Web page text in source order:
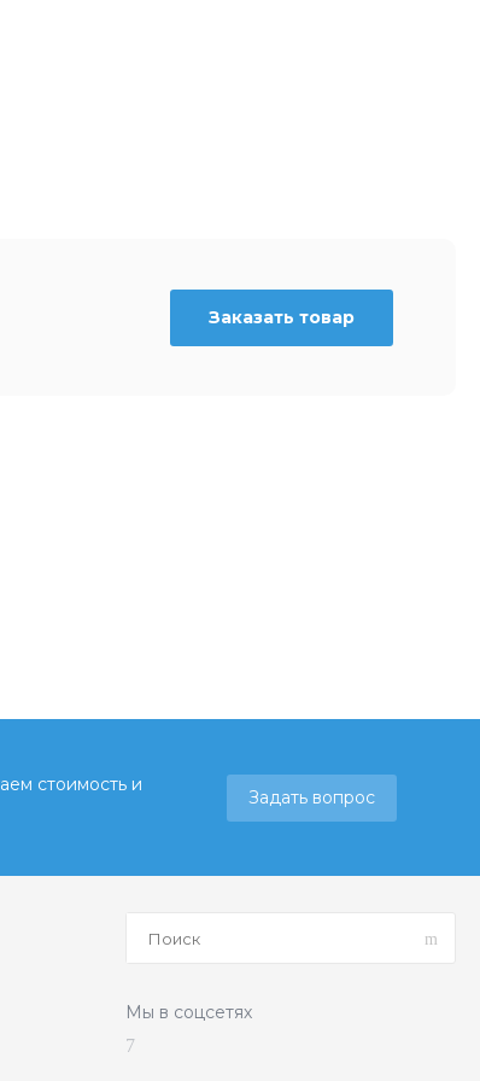
Заказать товар
стоимость и
Задать вопрос
Мы в соцсетях